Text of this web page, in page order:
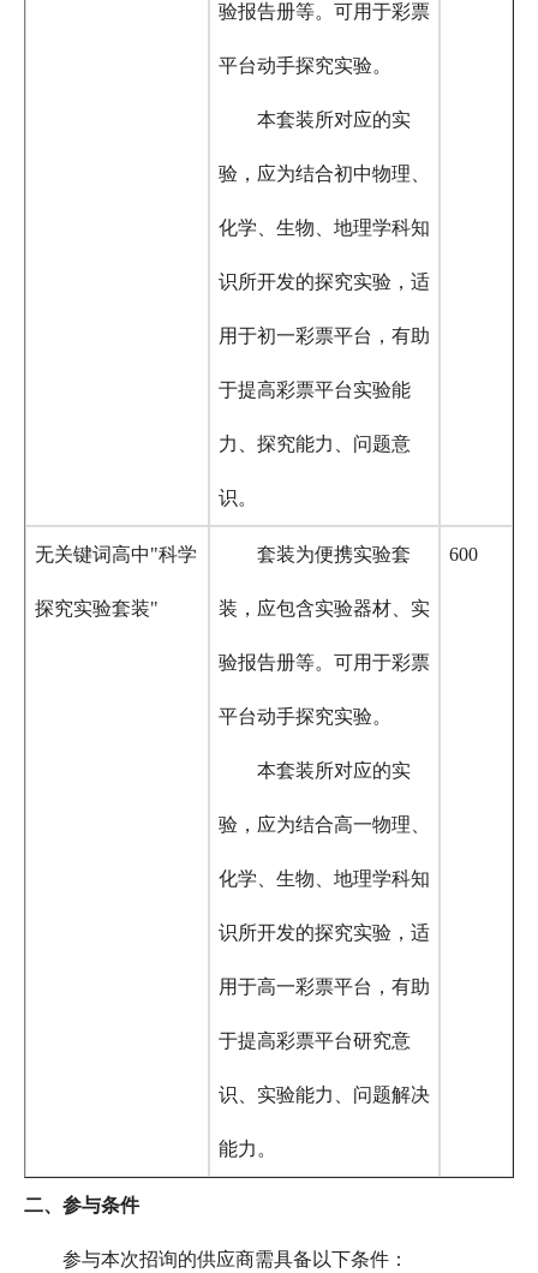
验报告册等。可用于彩票
平台动手探究实验。
本套装所对应的实
验，应为结合初中物理、
化学、生物、地理学科知
识所开发的探究实验，适
用于初一彩票平台，有助
于提高彩票平台实验能
力、探究能力、问题意
识。
无关键词高中"科学
探究实验套装"
套装为便携实验套
装，应包含实验器材、实
验报告册等。可用于彩票
平台动手探究实验。
本套装所对应的实
验，应为结合高一物理、
化学、生物、地理学科知
识所开发的探究实验，适
用于高一彩票平台，有助
于提高彩票平台研究意
识、实验能力、问题解决
能力。
600
二、 参与条件
参与本次招询的供应商需具备以下条件：